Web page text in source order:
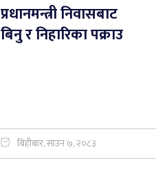
प्रधानमन्त्री निवासबाट
बिनु र निहारिका पक्राउ
बिहीबार, साउन ७, २०८३